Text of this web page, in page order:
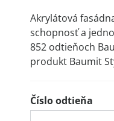
Akrylátová
schopnosť a
852 odtieňoch
produkt Baumit
Číslo odtieňa